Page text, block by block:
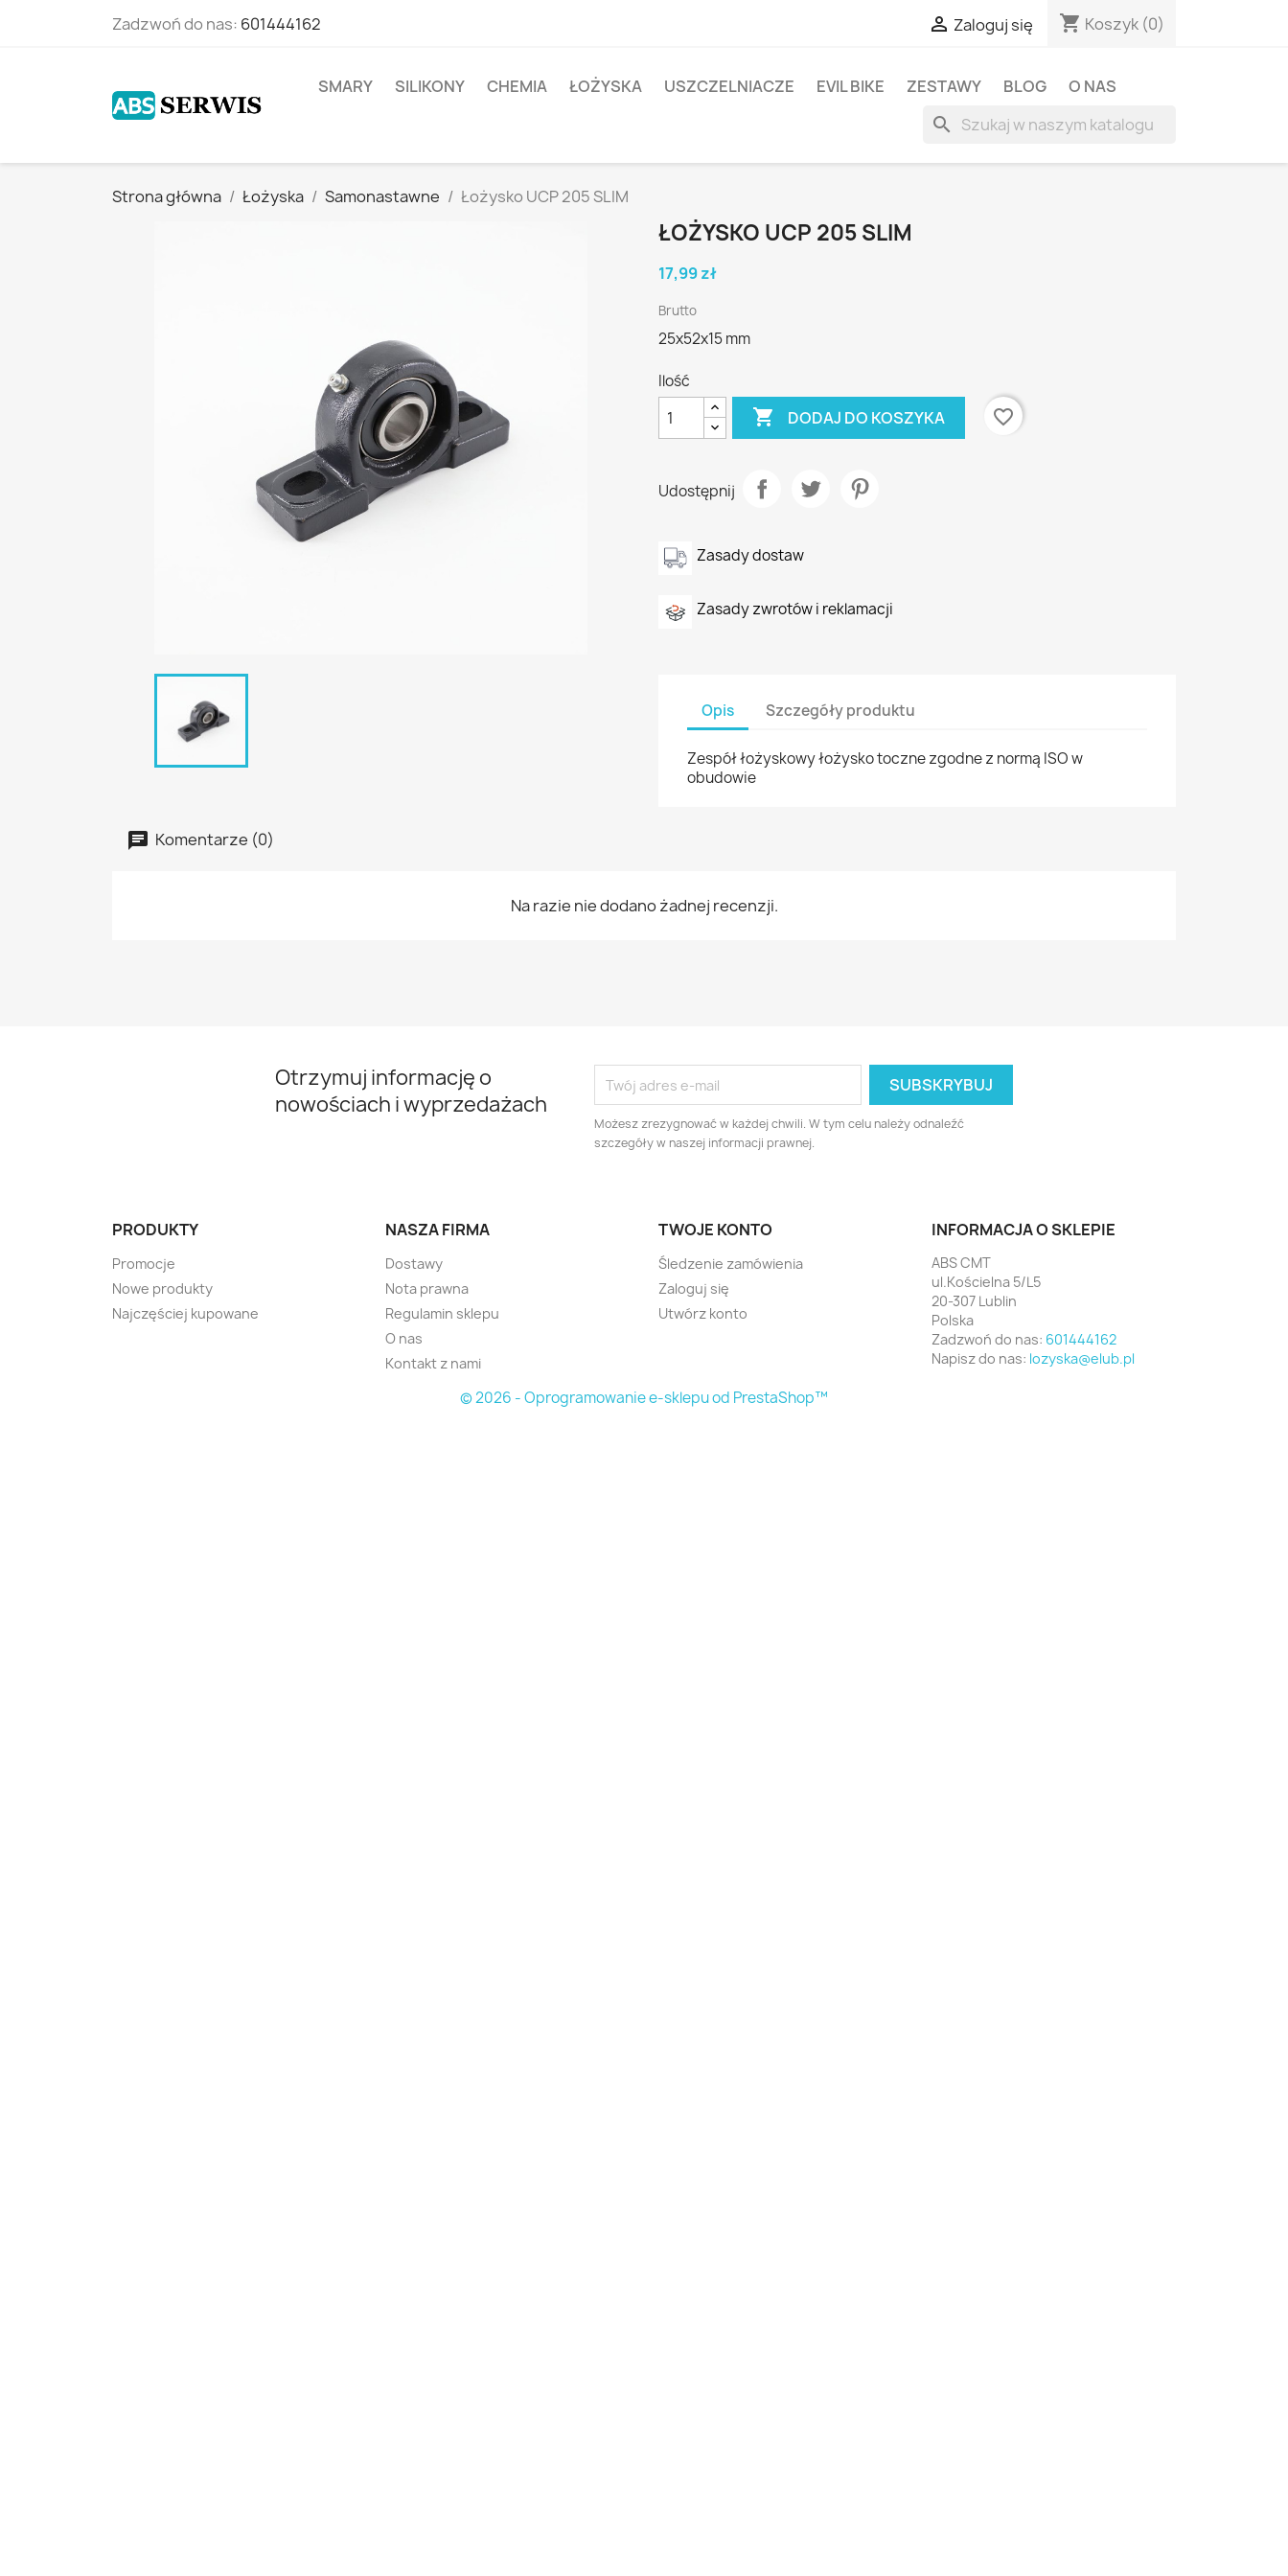
Zadzwoń do nas: 601444162  Zaloguj się shopping_cart Koszyk (0)
SMARY SILIKONY CHEMIA ŁOŻYSKA USZCZELNIACZE EVIL BIKE ZESTAWY BLOG O NAS
search
Strona główna Łożyska Samonastawne Łożysko UCP 205 SLIM
ŁOŻYSKO UCP 205 SLIM
17,99 zł
Brutto
25x52x15 mm
Ilość
 DODAJ DO KOSZYKA favorite_border
Udostępnij
Zasady dostaw
Zasady zwrotów i reklamacji
Opis Szczegóły produktu
Zespół łożyskowy łożysko toczne zgodne z normą ISO w
obudowie
Komentarze (0)
Na razie nie dodano żadnej recenzji.
Otrzymuj informację o
nowościach i wyprzedażach
Możesz zrezygnować w każdej chwili. W tym celu należy odnaleźć
szczegóły w naszej informacji prawnej.
PRODUKTY
Promocje
Nowe produkty
Najczęściej kupowane
NASZA FIRMA
Dostawy
Nota prawna
Regulamin sklepu
O nas
Kontakt z nami
TWOJE KONTO
Śledzenie zamówienia
Zaloguj się
Utwórz konto
INFORMACJA O SKLEPIE
ABS CMT
ul.Kościelna 5/L5
20-307 Lublin
Polska
Zadzwoń do nas: 601444162
Napisz do nas: lozyska@elub.pl
© 2026 - Oprogramowanie e-sklepu od PrestaShop™